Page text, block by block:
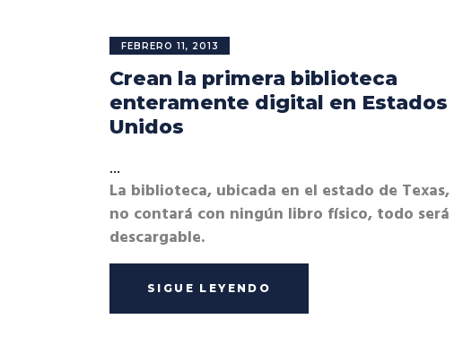
FEBRERO 11, 2013
Crean la primera biblioteca
enteramente digital en Estados
Unidos
La biblioteca, ubicada en el estado de Texas,
no contará con ningún libro físico, todo será
descargable.
SIGUE LEYENDO